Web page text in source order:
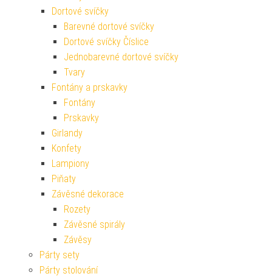
Dortové svíčky
Barevné dortové svíčky
Dortové svíčky Číslice
Jednobarevné dortové svíčky
Tvary
Fontány a prskavky
Fontány
Prskavky
Girlandy
Konfety
Lampiony
Piňaty
Závěsné dekorace
Rozety
Závěsné spirály
Závěsy
Párty sety
Párty stolování